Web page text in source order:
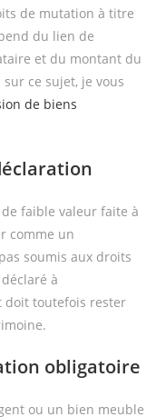
de mutation à titre
du lien de
et du montant du
ce sujet, je vous
de biens
de faible valeur faite à
comme un
soumis aux droits
à
doit toutefois rester
obligatoire
ou un bien meuble